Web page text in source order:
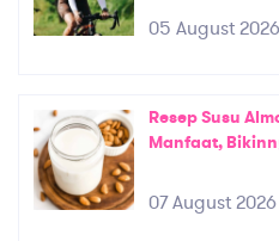
05 August 2026
Resep Susu
Manfaat,
07 August 2026